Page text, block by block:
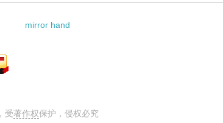
mirror hand
受著作权保护，侵权必究